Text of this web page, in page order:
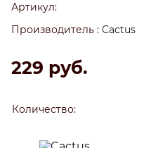
Артикул:
Производитель : Cactus
229 руб.
Количество: